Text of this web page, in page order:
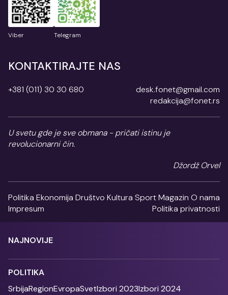
Viber Telegram
KONTAKTIRAJTE NAS
+381 (011) 30 30 680
desk.fonet@gmail.com
redakcija@fonet.rs
U svetu gde je sve obmana - pričati istinu je
revolucionarni čin.
Džordž Orvel
Politika Ekonomija Društvo Kultura SportMagazin O nama
Impresum
Politika privatnosti
NAJNOVIJE
POLITIKA
SrbijaRegionEvropaSvetIzbori 2023Izbori 2024